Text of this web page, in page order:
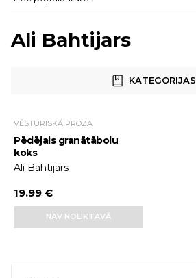
Ali Bahtijars
KATEGORIJAS
VĒSTURISKĀ PROZA
Pēdējais granātābolu
koks
Ali Bahtijars
19.99 €
NAV NOLIKTAVĀ